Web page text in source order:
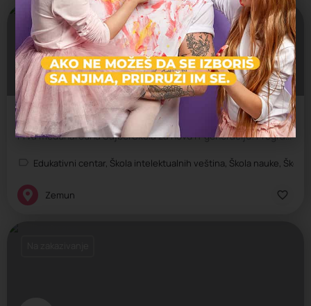
KIBERone - Zemun
Prva međunarodna SajberŠkola za novu IT generaciju! Programiranje za decu
Edukativni centar, Škola intelektualnih veština, Škola nauke,
Otvoreno
Zemun